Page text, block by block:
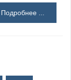
Подробнее ...